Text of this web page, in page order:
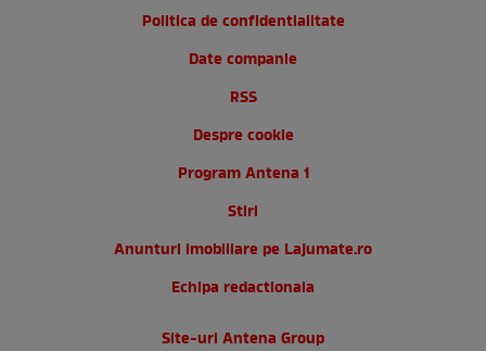
Politica de confidentialitate
Date companie
RSS
Despre cookie
Program Antena 1
Stiri
Anunturi imobiliare pe Lajumate.ro
Echipa redactionala
Site-uri Antena Group